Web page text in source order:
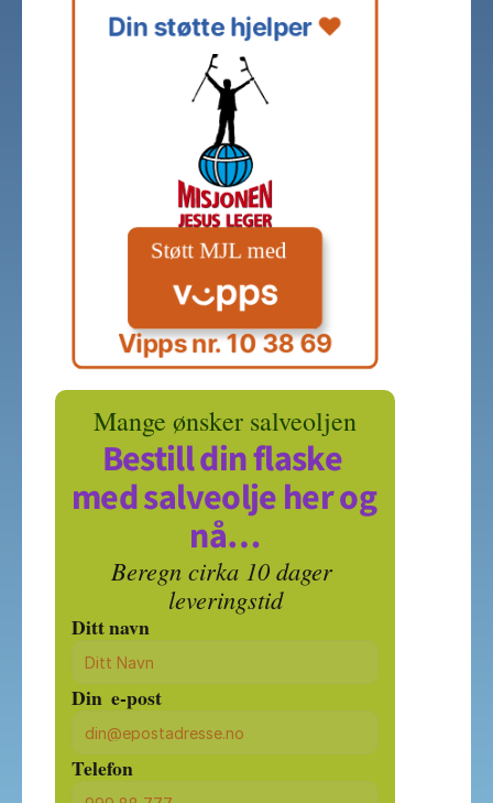
Din støtte hjelper ❤️
Vipps nr. 10 38 69
Mange ønsker salveoljen
Bestill din flaske
med salveolje her og
nå…
Beregn cirka 10 dager
leveringstid
Ditt navn
Din  e-post
Telefon